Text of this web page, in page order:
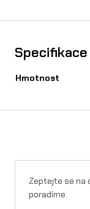
L
e
/
a
Specifikace
Hmotnost
Zeptejte se na
poradíme.